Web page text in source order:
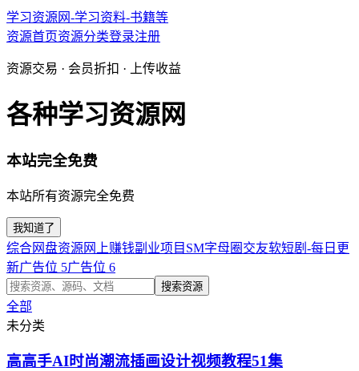
学习资源网-学习资料-书籍等
资源首页资源分类登录注册
资源交易 · 会员折扣 · 上传收益
各种学习资源网
本站完全免费
本站所有资源完全免费
我知道了
综合网盘资源 网上赚钱副业项目 SM字母圈交友软短剧-每日更
新广告位 5广告位 6
搜索资源
全部
未分类
高高手AI时尚潮流插画设计视频教程51集